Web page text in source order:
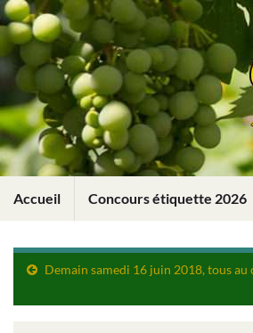
Accueil Concours étiquette 2026
Demain samedi 16 juin 2018, tous